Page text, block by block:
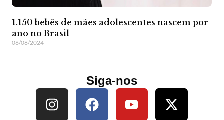
1.150 bebês de mães adolescentes nascem por
ano no Brasil
06/08/2024
Siga-nos